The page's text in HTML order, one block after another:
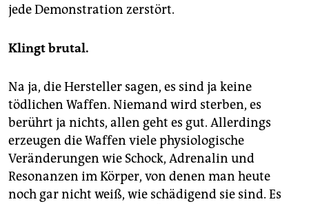
jede Demonstration zerstört.
Klingt brutal.
Na ja, die Hersteller sagen, es sind ja keine
tödlichen Waffen. Niemand wird sterben, es
berührt ja nichts, allen geht es gut. Allerdings
erzeugen die Waffen viele physiologische
Veränderungen wie Schock, Adrenalin und
Resonanzen im Körper, von denen man heute
noch gar nicht weiß, wie schädigend sie sind. Es